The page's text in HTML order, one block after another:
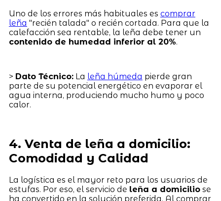
Uno de los errores más habituales es comprar
leña "recién talada" o recién cortada. Para que la
calefacción sea rentable, la leña debe tener un
contenido de humedad inferior al 20%.
> Dato Técnico:La leña húmeda pierde gran
parte de su potencial energético en evaporar el
agua interna, produciendo mucho humo y poco
calor.
4. Venta de leña a domicilio:
Comodidad y Calidad
La logística es el mayor reto para los usuarios de
estufas. Por eso, el servicio de leña a domiciliose
ha convertido en la solución preferida. Al comprar